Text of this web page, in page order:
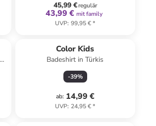
45,99 €regulär
43,99 € mit family
UVP: 99,95 €*
Color Kids
Badeshirt in Türkis
-39%
ab: 14,99 €
UVP: 24,95 €*